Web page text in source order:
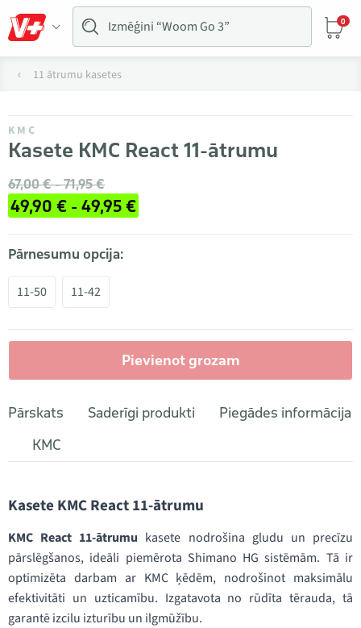
0
11 ātrumu kasetes
KMC
Kasete KMC React 11-ātrumu
67,00 € - 71,95 €
49,90 € - 49,95 €
Pārnesumu opcija:
11-50 11-42
Pievienot grozam
Pārskats Saderīgi produkti
Piegādes informācija
KMC
Kasete KMC React 11-ātrumu
KMC React 11-ātrumu kasete nodrošina gludu un precīzu
pārslēgšanos, ideāli piemērota Shimano HG sistēmām. Tā ir
optimizēta darbam ar KMC ķēdēm, nodrošinot maksimālu
efektivitāti un uzticamību. Izgatavota no rūdīta tērauda, tā
garantē izcilu izturību un ilgmūžību.